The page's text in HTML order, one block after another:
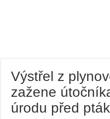
Výstřel z
zažene
úrodu před